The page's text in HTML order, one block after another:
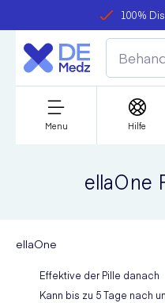
100%
Menu Hilfe
ellaOne
ellaOne
Effektive der Pille danach
Kann bis zu 5 Tage nach